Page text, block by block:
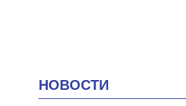
НОВОСТИ